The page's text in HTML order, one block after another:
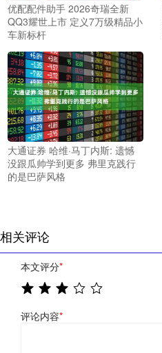
优配配件助手 2026奇瑞全新
QQ3耀世上市 定义7万级精品小
车新标杆
大通证券 哈维·马丁内斯: 遗憾
没跟瓜帅学到更多 弗里克践行
的是巴萨风格
相关评论
本文评分*
评论内容*